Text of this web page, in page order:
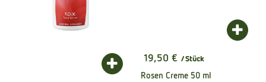
Produkt zum Warenkorb hinzufügen
, Preis:
19,50 € / Stück
Rosen Creme 50 ml